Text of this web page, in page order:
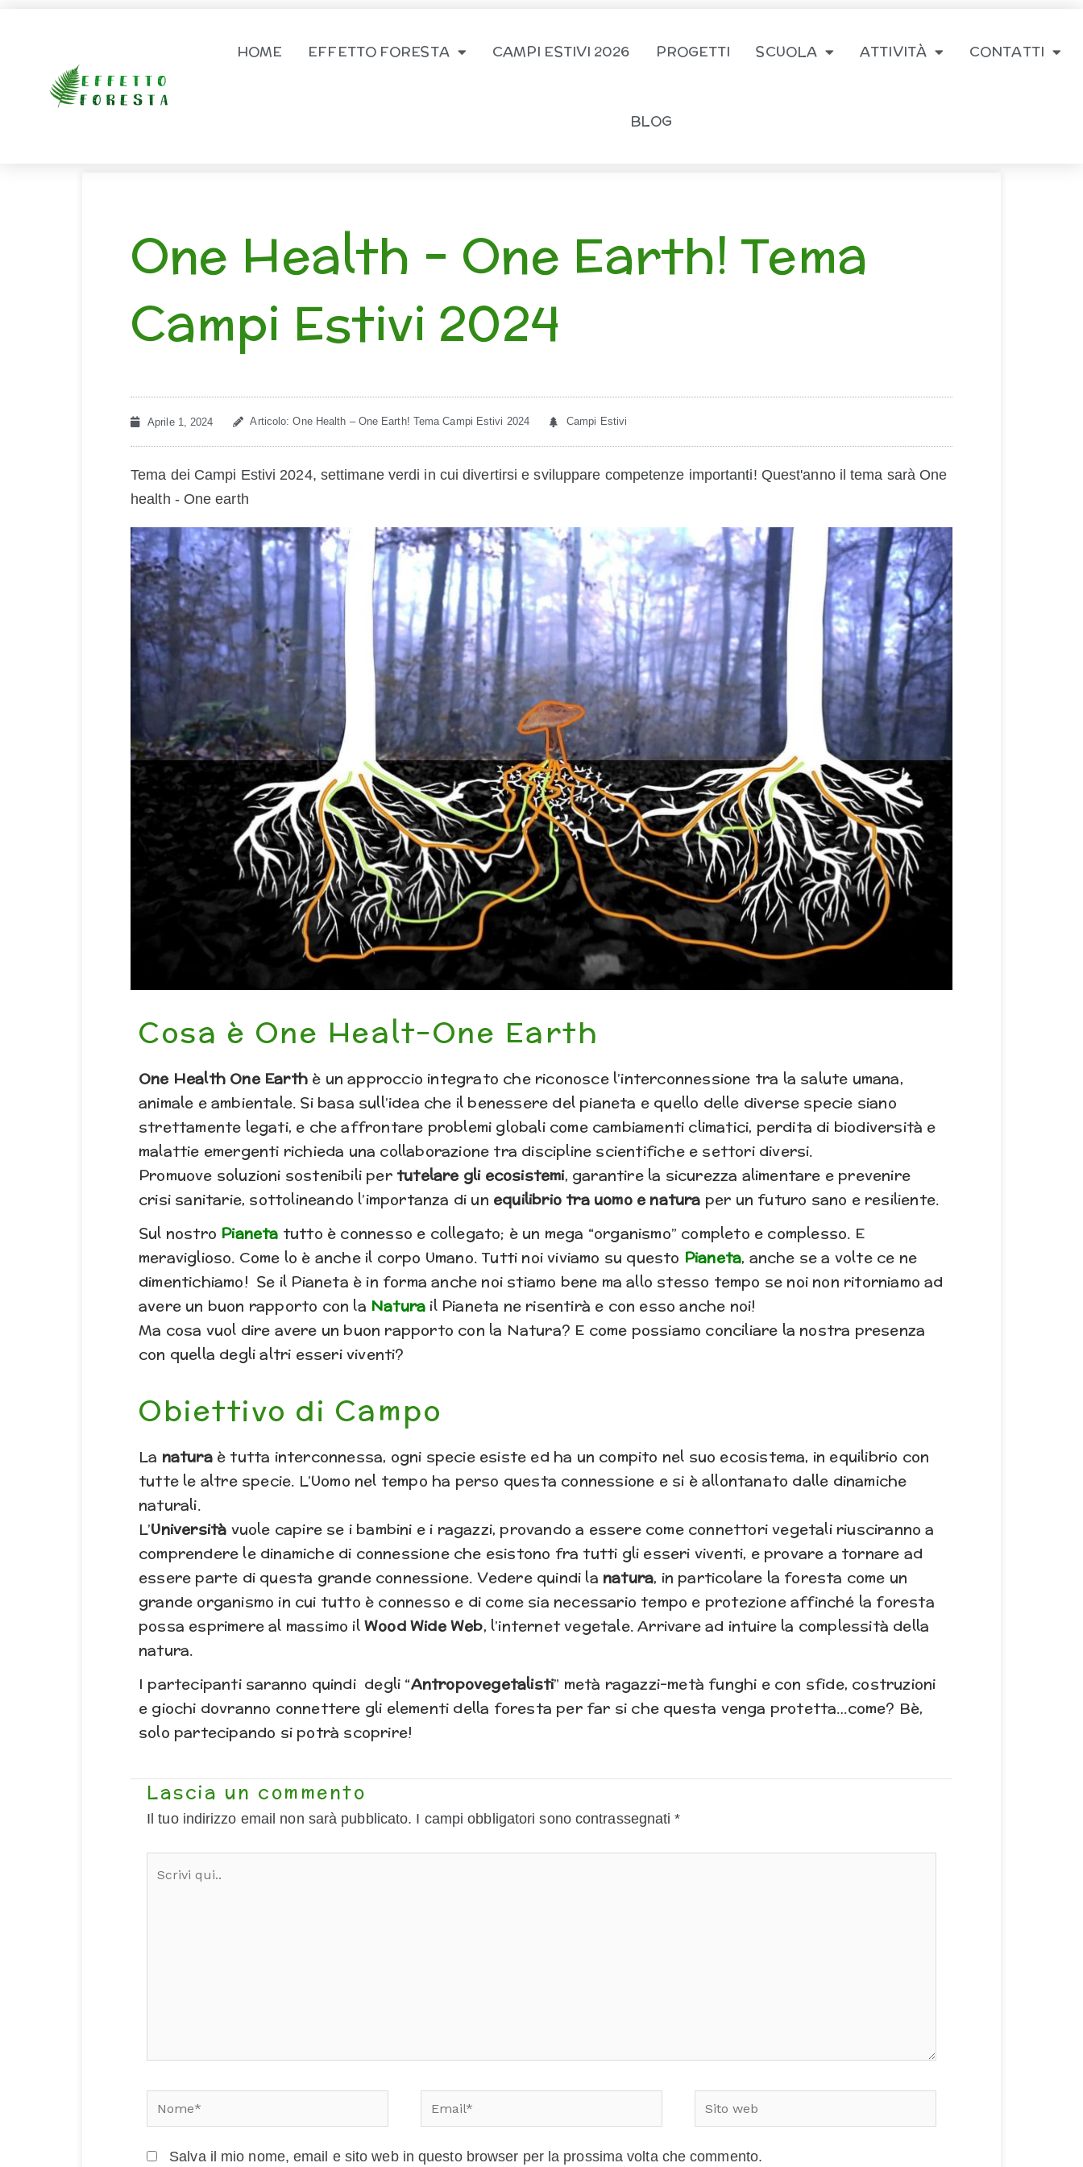
HOME EFFETTO FORESTA CAMPI ESTIVI 2026 PROGETTI SCUOLA ATTIVITÀ CONTATTI
BLOG
One Health – One Earth! Tema
Campi Estivi 2024
Aprile 1, 2024 Articolo: One Health – One Earth! Tema Campi Estivi 2024 Campi Estivi
Tema dei Campi Estivi 2024, settimane verdi in cui divertirsi e sviluppare competenze importanti! Quest'anno il tema sarà One
health - One earth
Cosa è One Healt-One Earth
One Health One Earth è un approccio integrato che riconosce l’interconnessione tra la salute umana,
animale e ambientale. Si basa sull’idea che il benessere del pianeta e quello delle diverse specie siano
strettamente legati, e che affrontare problemi globali come cambiamenti climatici, perdita di biodiversità e
malattie emergenti richieda una collaborazione tra discipline scientifiche e settori diversi.
Promuove soluzioni sostenibili per tutelare gli ecosistemi, garantire la sicurezza alimentare e prevenire
crisi sanitarie, sottolineando l’importanza di un equilibrio tra uomo e natura per un futuro sano e resiliente.
Sul nostro Pianeta tutto è connesso e collegato; è un mega “organismo” completo e complesso. E
meraviglioso. Come lo è anche il corpo Umano. Tutti noi viviamo su questo Pianeta, anche se a volte ce ne
dimentichiamo! Se il Pianeta è in forma anche noi stiamo bene ma allo stesso tempo se noi non ritorniamo ad
avere un buon rapporto con la Natura il Pianeta ne risentirà e con esso anche noi!
Ma cosa vuol dire avere un buon rapporto con la Natura? E come possiamo conciliare la nostra presenza
con quella degli altri esseri viventi?
Obiettivo di Campo
La naturaè tutta interconnessa, ogni specie esiste ed ha un compito nel suo ecosistema, in equilibrio con
tutte le altre specie. L’Uomo nel tempo ha perso questa connessione e si è allontanato dalle dinamiche
naturali.
L’Università vuole capire se i bambini e i ragazzi, provando a essere come connettori vegetali riusciranno a
comprendere le dinamiche di connessione che esistono fra tutti gli esseri viventi, e provare a tornare ad
essere parte di questa grande connessione. Vedere quindi la natura, in particolare la foresta come un
grande organismo in cui tutto è connesso e di come sia necessario tempo e protezione affinché la foresta
possa esprimere al massimo il Wood Wide Web, l’internet vegetale. Arrivare ad intuire la complessità della
natura.
I partecipanti saranno quindi degli “Antropovegetalisti” metà ragazzi-metà funghi e con sfide, costruzioni
e giochi dovranno connettere gli elementi della foresta per far si che questa venga protetta…come? Bè,
solo partecipando si potrà scoprire!
Lascia un commento
Il tuo indirizzo email non sarà pubblicato. I campi obbligatori sono contrassegnati*
Nome* Email*
Sito
web
Salva il mio nome, email e sito web in questo browser per la prossima volta che commento.